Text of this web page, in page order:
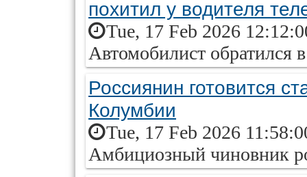
похитил у водителя
Tue, 17 Feb 2026
Автомобилист обратился
Россиянин готовится
Колумбии
Tue, 17 Feb 2026
Амбициозный чиновник